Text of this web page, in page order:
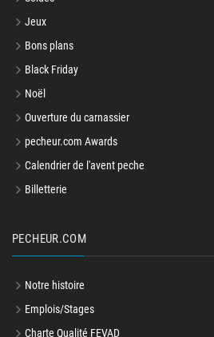
Soldes
Jeux
Bons plans
Black Friday
Noël
Ouverture du carnassier
pecheur.com Awards
Calendrier de l'avent peche
PECHEUR.COM
Notre histoire
Emplois/Stages